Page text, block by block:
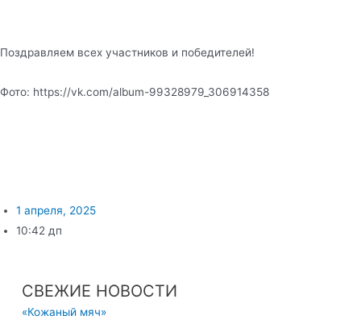
Поздравляем всех участников и победителей!
Фото: https://vk.com/album-99328979_306914358
1 апреля, 2025
10:42 дп
СВЕЖИЕ НОВОСТИ
«Кожаный мяч»